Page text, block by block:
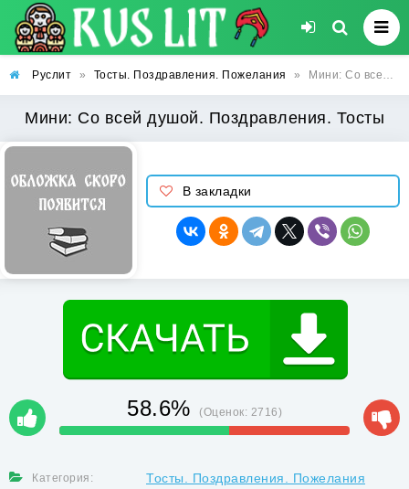
Руслит » Тосты. Поздравления. Пожелания » Мини: Со всей душой. Поздравления. Тосты
Мини: Со всей душой. Поздравления. Тосты
В закладки
58.6% (Оценок: 2716)
Категория: Тосты. Поздравления. Пожелания